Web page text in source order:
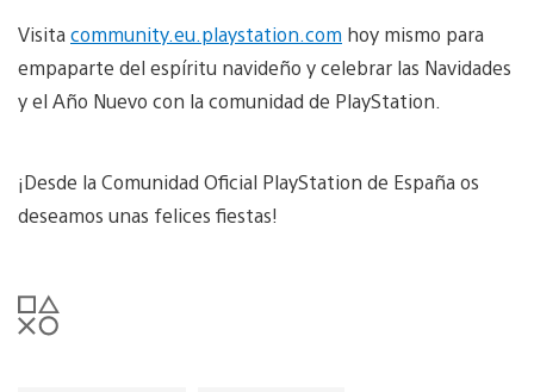
Visita community.eu.playstation.com hoy mismo para
empaparte del espíritu navideño y celebrar las Navidades
y el Año Nuevo con la comunidad de PlayStation.
¡Desde la Comunidad Oficial PlayStation de España os
deseamos unas felices fiestas!